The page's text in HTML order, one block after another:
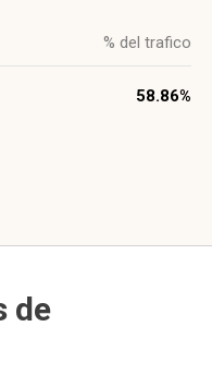
% del trafico
58.86%
de